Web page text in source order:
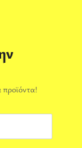
προϊόντα!